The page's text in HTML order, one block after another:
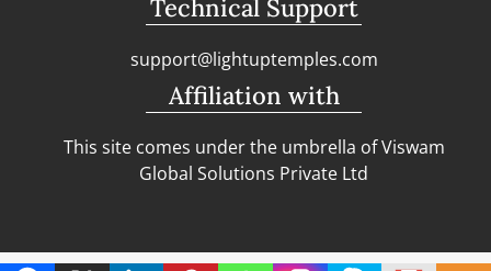
Technical Support
support@lightuptemples.com
Affiliation with
This site comes under the umbrella of Viswam
Global Solutions Private Ltd